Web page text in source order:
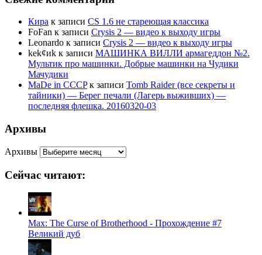
Кира к записи CS 1.6 не стареющая классика
FoFan к записи Crysis 2 — видео к выходу игры
Leonardo к записи Crysis 2 — видео к выходу игры
kek¢иk к записи МАШИНКА ВИЛЛИ армагеддон №2.
Мультик про машинки. Добрые машинки на Чудики
Мачудики
MaDe in CCCPк записи Tomb Raider (все секреты и
тайники) — Берег печали (Лагерь выживших) —
последняя флешка. 20160320-03
Архивы
Архивы
Сейчас читают:
Max: The Curse of Brotherhood - Прохождение #7
Великий дуб